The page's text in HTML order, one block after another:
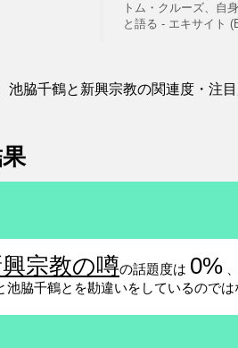
トム・クルーズ、自
と語る - エキサイト
脇千鶴と新興宗教の関連度・注目
宗教の噂の話題度は 0%
池脇千鶴とを勘違いをしているのでは